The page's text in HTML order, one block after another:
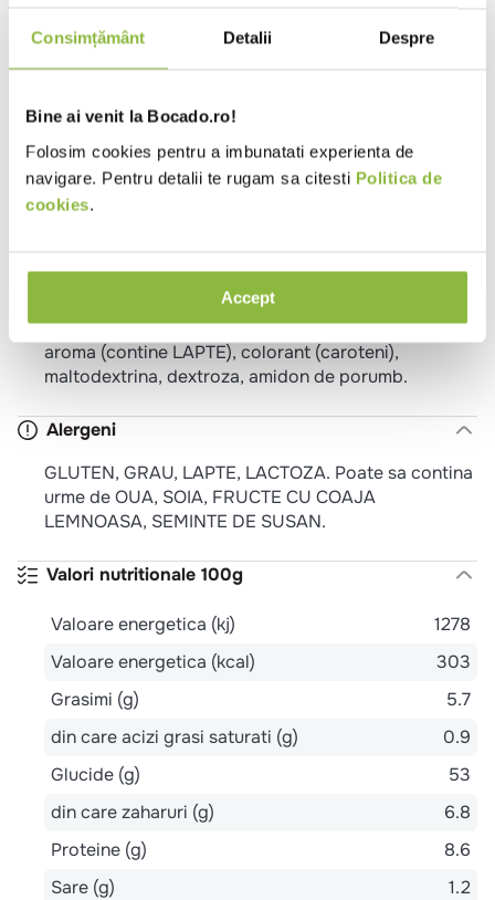
Consimțământ Detalii Despre
Bine ai venit la Bocado.ro!
Folosim cookies pentru a imbunatati experienta de
navigare. Pentru detalii te rugam sa citesti Politica de
cookies.
Accept
Doar decongelare
Faina de GRAU, apa, drojdie, ulei de rapita, zahar,
ZER praf (LAPTE), sare iodata (sare, iodat de
(stearoil-2—lactilat de calciu), agent de ingrosare
(guma guar), LACTOZA, protein din LAPTE, proteina
vegetala (mazare), antioxidant (acid ascorbic),
aroma (contine LAPTE), colorant (caroteni),
maltodextrina, dextroza, amidon de porumb.
Alergeni
GLUTEN, GRAU, LAPTE, LACTOZA. Poate sa contina
urme de OUA, SOIA, FRUCTE CU COAJA
LEMNOASA, SEMINTE DE SUSAN.
Valori nutritionale 100g
Valoare energetica (kj)
1278
Valoare energetica (kcal)
303
Grasimi (g)
5.7
din care acizi grasi saturati (g)
0.9
Glucide (g)
53
din care zaharuri (g)
6.8
Proteine (g)
8.6
Sare (g)
1.2